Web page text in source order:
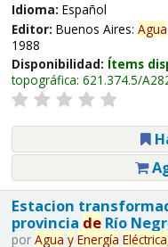
Idioma: Español
Editor: Buenos Aires: Agua
1988
Disponibilidad: Ítems
topográfica: 621.374.5/
Estacion
provincia deRío
por Agua y Energía